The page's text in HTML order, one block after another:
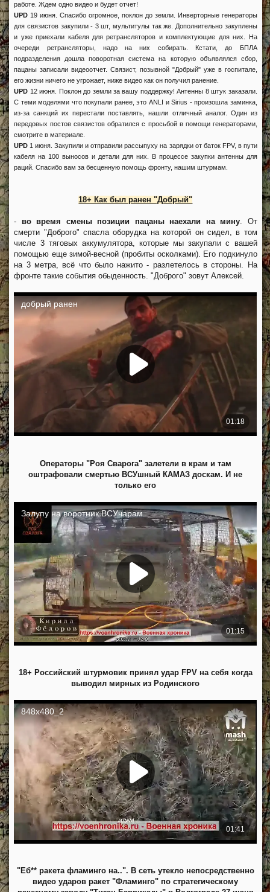
работе. Ждем одно видео и будет отчет!
UPD 19 июня. Спасибо огромное, поклон до земли. Инверторные генераторы
для связистов закупили - 3 шт, мультитулы так же. Дополнительно закуплены
и уже приехали кабеля для ретрансляторов и комплектующие для них. На
очереди ретрансляторы, надо на них собирать. Кстати, до БПЛА
подразделения дошла поворотная система на которую объявлялся сбор,
пацаны записали видеоотчет. Связист, позывной "Добрый" уже в госпитале,
его жизни ничего не угрожает, ниже видео как он получил ранение.
UPD 12 июня. Поклон до земли за вашу поддержку! Антенны 8 штук заказали.
С теми моделями что покупали ранее, это ANLI и Sirius - произошла заминка,
из-за санкций их перестали поставлять, нашли отличный аналог. Один из
передовых постов связистов обратился с просьбой в помощи генераторами,
смотрите в материале.
UPD 1 июня. Закупили и отправили рассыпуху на зарядки от баток FPV, в пути
кабеля на 100 выносов и детали для них. В процессе закупки антенны для
раций. Спасибо вам за бесценную помощь фронту, нашим штурмам.
18+ Как был ранен "Добрый"
- во время смены позиции пацаны наехали на мину. От
смерти "Доброго" спасла оборудка на которой он сидел, в том
числе 3 тяговых аккумулятора, которые мы закупали с вашей
помощью еще зимой-весной (пробиты осколками). Его подкинуло
на 3 метра, всё что было нажито - разлетелось в стороны. На
фронте такие события обыденность. "Доброго" зовут Алексей.
Операторы "Роя Сварога" залетели в крам и там
оштрафовали смертью ВСУшный КАМАЗ доскам. И не
только его
18+ Российский штурмовик принял удар FPV на себя когда
выводил мирных из Родинского
"Еб** ракета фламинго на..". В сеть утекло непосредственно
видео ударов ракет "Фламинго" по стратегическому